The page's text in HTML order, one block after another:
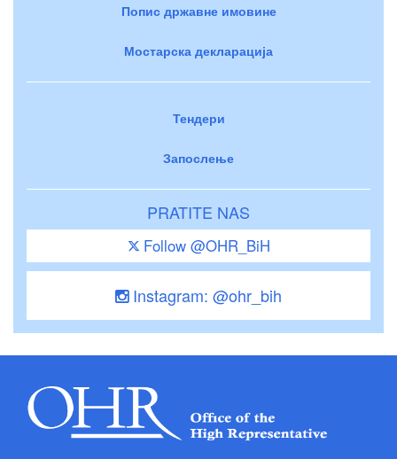
Попис државне имовине
Мостарска декларација
Тендери
Запослење
PRATITE NAS
Follow @OHR_BiH
Instagram: @ohr_bih